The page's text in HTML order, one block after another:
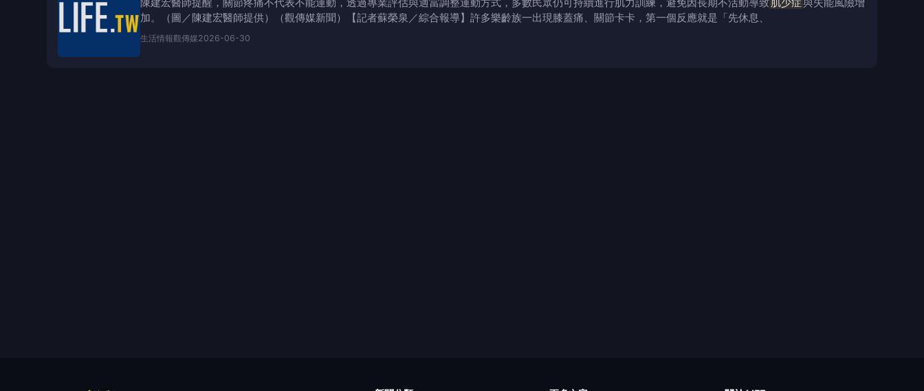
陳建宏醫師提醒，關節疼痛不代表不能運動，透過專業評估與適當調整運動方式，多數民眾仍可持續進行肌力訓練，避免因長期不活動導致肌少症與失能風險增
加。（圖／陳建宏醫師提供）（觀傳媒新聞）【記者蘇榮泉／綜合報導】許多樂齡族一出現膝蓋痛、關節卡卡，第一個反應就是「先休息、
生活情報觀傳媒2026-06-30